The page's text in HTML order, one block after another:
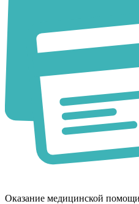
Оказание медицинской помощи